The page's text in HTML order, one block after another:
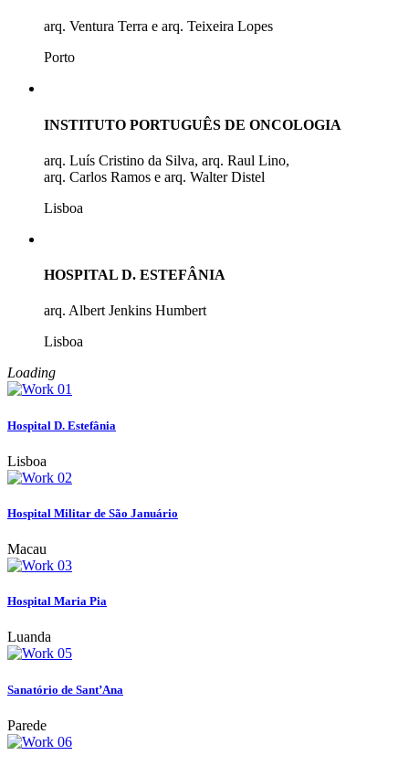
arq. Ventura Terra e arq. Teixeira Lopes
Porto
INSTITUTO PORTUGUÊS DE ONCOLOGIA
arq. Luís Cristino da Silva, arq. Raul Lino,
arq. Carlos Ramos e arq. Walter Distel
Lisboa
HOSPITAL D. ESTEFÂNIA
arq. Albert Jenkins Humbert
Lisboa
Loading
Hospital D. Estefânia
Lisboa
Hospital Militar de São Januário
Macau
Hospital Maria Pia
Luanda
Sanatório de Sant’Ana
Parede